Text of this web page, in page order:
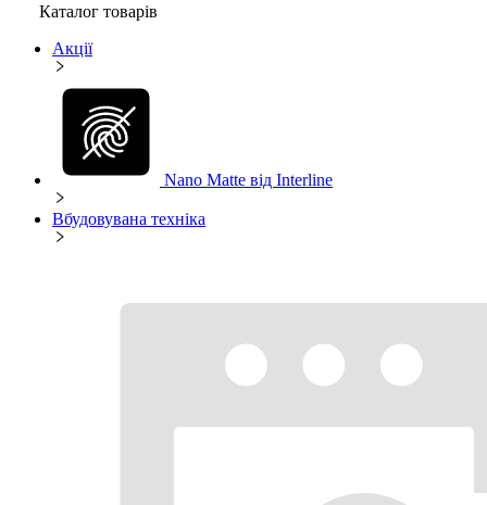
Каталог товарів
Акції
Nano Matte від Interline
Вбудовувана техніка